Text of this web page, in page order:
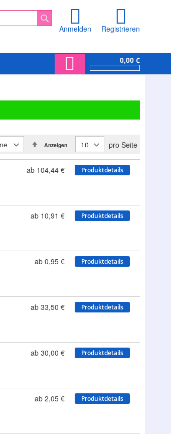
0,00 €
Anmelden Registrieren
Suche
Anzeigen pro Seite
absteigender
Reihenfolge
ab 104,44 € Produktdetails
ab 10,91 € Produktdetails
ab 0,95 € Produktdetails
ab 33,50 € Produktdetails
ab 30,00 € Produktdetails
ab 2,05 € Produktdetails